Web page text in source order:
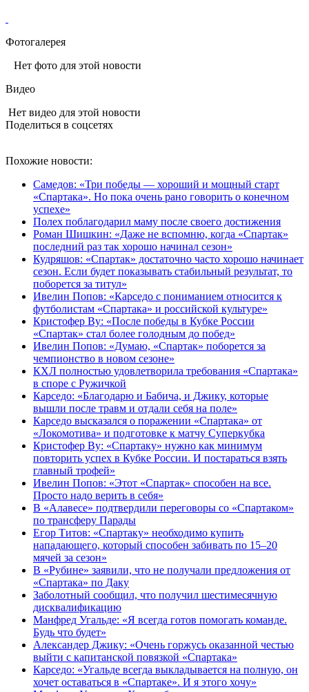
Фотогалерея
Нет фото для этой новости
Видео
Нет видео для этой новости
Поделиться в соцсетях
Похожие новости:
Самедов: «Три победы — хороший и мощный старт
«Спартака». Но пока очень рано говорить о конечном
успехе»
Полех поблагодарил маму после своего достижения
Роман Шишкин: «Даже не вспомню, когда «Спартак»
последний раз так хорошо начинал сезон»
Кудряшов: «Спартак» достаточно часто хорошо начинает
сезон. Если будет показывать стабильный результат, то
поборется за титул»
Ивелин Попов: «Карседо с пониманием относится к
футболистам «Спартака» и российской культуре»
Кристофер Ву: «После победы в Кубке России
«Спартак» стал более голодным до побед»
Ивелин Попов: «Думаю, «Спартак» поборется за
чемпионство в новом сезоне»
КХЛ полностью удовлетворила требования «Спартака»
в споре с Ружичкой
Карседо: «Благодарю и Бабича, и Джику, которые
вышли после травм и отдали себя на поле»
Карседо высказался о поражении «Спартака» от
«Локомотива» и подготовке к матчу Суперкубка
Кристофер Ву: «Спартаку» нужно как минимум
повторить успех в Кубке России. И постараться взять
главный трофей»
Ивелин Попов: «Этот «Спартак» способен на все.
Просто надо верить в себя»
В «Алавесе» подтвердили переговоры со «Спартаком»
по трансферу Парады
Егор Титов: «Спартаку» необходимо купить
нападающего, который способен забивать по 15–20
мячей за сезон»
В «Рубине» заявили, что не получали предложения от
«Спартака» по Даку
Заболотный сообщил, что получил шестимесячную
дисквалификацию
Манфред Угальде: «Я всегда готов помогать команде.
Будь что будет»
Александер Джику: «Очень горжусь оказанной честью
выйти с капитанской повязкой «Спартака»
Карседо: «Угальде всегда выкладывается на полную, он
хочет оставаться в «Спартаке». И я этого хочу»